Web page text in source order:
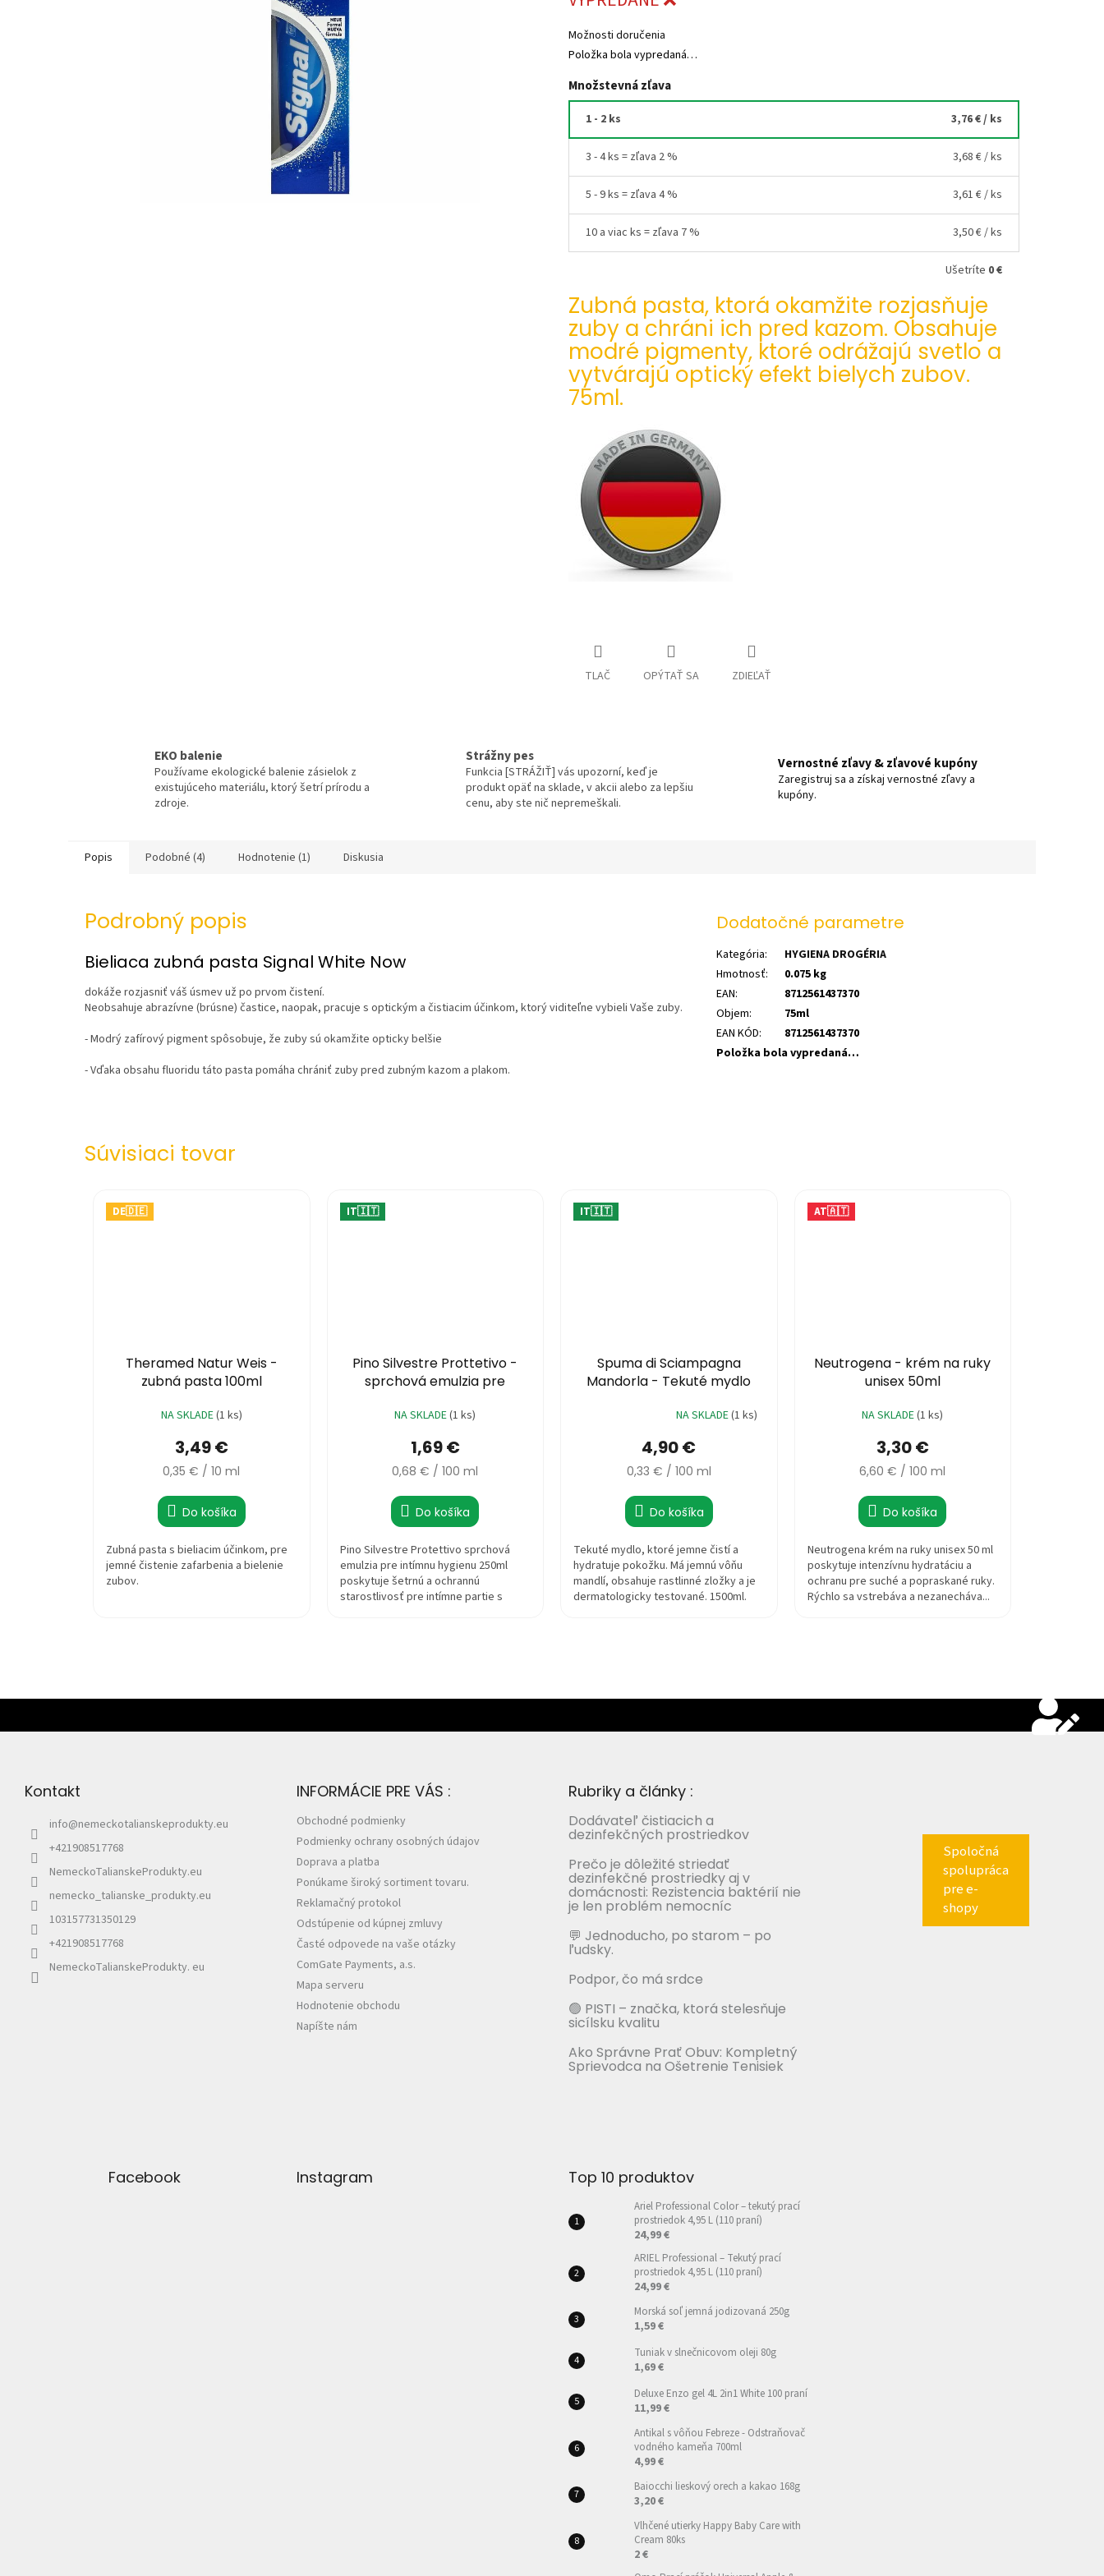
hviezdičiek.
Možnosti doručenia
Položka bola vypredaná…
Množstevná zľava
1 - 2 ks 3,76 €/ ks
3 - 4 ks = zľava 2 % 3,68 €/ ks
5 - 9 ks = zľava 4 % 3,61 €/ ks
10 a viac ks = zľava 7 % 3,50 €/ ks
Ušetríte 0 €
Zubná pasta, ktorá okamžite rozjasňuje
zuby a chráni ich pred kazom. Obsahuje
modré pigmenty, ktoré odrážajú svetlo a
vytvárajú optický efekt bielych zubov.
75ml.
TLAČ OPÝTAŤ SA ZDIEĽAŤ
EKO balenie
Používame ekologické balenie zásielok z
existujúceho materiálu, ktorý šetrí prírodu a
zdroje.
Strážny pes
Funkcia [STRÁŽIŤ] vás upozorní, keď je
produkt opäť na sklade, v akcii alebo za lepšiu
cenu, aby ste nič nepremeškali.
Vernostné zľavy & zľavové kupóny
Zaregistruj sa a získaj vernostné zľavy a
kupóny.
Súvisiaci tovar
DE🇩🇪
Theramed Natur Weis -
zubná pasta 100ml
NA SKLADE(1 ks)
3,49 €
Jednotková
0,35 € / 10 ml
Do košíka
Zubná pasta s bieliacim účinkom, pre
jemné čistenie zafarbenia a bielenie
zubov.
IT🇮🇹
Pino Silvestre Prottetivo -
sprchová emulzia pre
NA SKLADE(1 ks)
1,69 €
Jednotková
0,68 € / 100 ml
Do košíka
Pino Silvestre Protettivo sprchová
emulzia pre intímnu hygienu 250ml
poskytuje šetrnú a ochrannú
starostlivosť pre intímne partie s
IT🇮🇹
Spuma di Sciampagna
Mandorla - Tekuté mydlo
hviezdičiek.
NA SKLADE(1 ks)
4,90 €
Jednotková
0,33 € / 100 ml
Do košíka
Tekuté mydlo, ktoré jemne čistí a
hydratuje pokožku. Má jemnú vôňu
mandlí, obsahuje rastlinné zložky a je
dermatologicky testované. 1500ml.
AT🇦🇹
Neutrogena - krém na ruky
unisex 50ml
NA SKLADE(1 ks)
3,30 €
Jednotková
6,60 € / 100 ml
Do košíka
Neutrogena krém na ruky unisex 50 ml
poskytuje intenzívnu hydratáciu a
ochranu pre suché a popraskané ruky.
Rýchlo sa vstrebáva a nezanecháva...
Popis Podobné (4) Hodnotenie (1) Diskusia
Podrobný popis
Bieliaca zubná pasta Signal White Now
dokáže rozjasniť váš úsmev už po prvom čistení.
Neobsahuje abrazívne (brúsne) častice, naopak, pracuje s optickým a čistiacim účinkom, ktorý viditeľne vybieli Vaše zuby.
- Modrý zafírový pigment spôsobuje, že zuby sú okamžite opticky belšie
- Vďaka obsahu fluoridu táto pasta pomáha chrániť zuby pred zubným kazom a plakom.
Dodatočné parametre
Kategória:
HYGIENA DROGÉRIA
Hmotnosť:
0.075 kg
EAN:
8712561437370
Objem:
75ml
EAN KÓD:
8712561437370
Položka bola vypredaná…
Kontakt
info@nemeckotalianskeprodukty.eu
+421908517768
NemeckoTalianskeProdukty.eu
nemecko_talianske_produkty.eu
103157731350129
+421908517768
NemeckoTalianskeProdukty. eu
INFORMÁCIE PRE VÁS :
Obchodné podmienky
Podmienky ochrany osobných údajov
Doprava a platba
Ponúkame široký sortiment tovaru.
Reklamačný protokol
Odstúpenie od kúpnej zmluvy
Časté odpovede na vaše otázky
ComGate Payments, a.s.
Mapa serveru
Hodnotenie obchodu
Napíšte nám
Rubriky a články :
Dodávateľ čistiacich a
dezinfekčných prostriedkov
Prečo je dôležité striedať
dezinfekčné prostriedky aj v
domácnosti: Rezistencia baktérií nie
je len problém nemocníc
💬 Jednoducho, po starom – po
ľudsky.
Podpor, čo má srdce
🟢 PISTI – značka, ktorá stelesňuje
sicílsku kvalitu
Ako Správne Prať Obuv: Kompletný
Sprievodca na Ošetrenie Tenisiek
Spoločná
spolupráca
pre e-
shopy
Facebook Instagram Top 10 produktov
Ariel Professional Color – tekutý prací
prostriedok 4,95 L (110 praní)
24,99 €
ARIEL Professional – Tekutý prací
prostriedok 4,95 L (110 praní)
24,99 €
Morská soľ jemná jodizovaná 250g
1,59 €
Tuniak v slnečnicovom oleji 80g
1,69 €
Deluxe Enzo gel 4L 2in1 White 100 praní
11,99 €
Antikal s vôňou Febreze - Odstraňovač
vodného kameňa 700ml
4,99 €
Baiocchi lieskový orech a kakao 168g
3,20 €
Vlhčené utierky Happy Baby Care with
Cream 80ks
2 €